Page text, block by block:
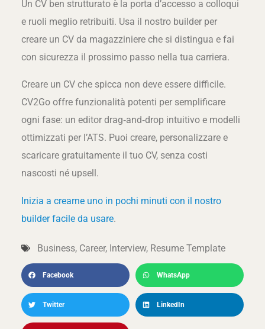
Un CV ben strutturato è la porta d’accesso a colloqui
e ruoli meglio retribuiti. Usa il nostro builder per
creare un CV da magazziniere che si distingua e fai
con sicurezza il prossimo passo nella tua carriera.
Creare un CV che spicca non deve essere difficile.
CV2Go offre funzionalità potenti per semplificare
ogni fase: un editor drag‑and‑drop intuitivo e modelli
ottimizzati per l’ATS. Puoi creare, personalizzare e
scaricare gratuitamente il tuo CV, senza costi
nascosti né upsell.
Inizia a crearne uno in pochi minuti con il nostro
builder facile da usare.
Business, Career, Interview, Resume Template
Facebook WhatsApp
Twitter LinkedIn